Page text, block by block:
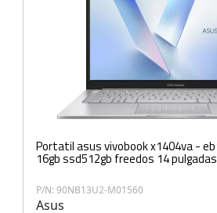
Portatil asus vivobook x1404va -
16gb ssd512gb freedos 14 pulgadas
P/N: 90NB13U2-M01560
Asus